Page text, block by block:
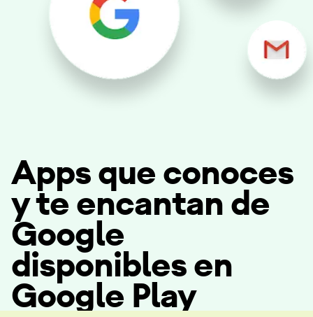
Apps que conoces
y te encantan de
Google
disponibles en
Google Play